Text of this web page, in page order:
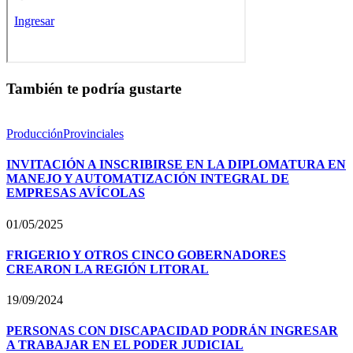
También te podría gustarte
ProducciónProvinciales
INVITACIÓN A INSCRIBIRSE EN LA DIPLOMATURA EN
MANEJO Y AUTOMATIZACIÓN INTEGRAL DE
EMPRESAS AVÍCOLAS
01/05/2025
FRIGERIO Y OTROS CINCO GOBERNADORES
CREARON LA REGIÓN LITORAL
19/09/2024
PERSONAS CON DISCAPACIDAD PODRÁN INGRESAR
A TRABAJAR EN EL PODER JUDICIAL